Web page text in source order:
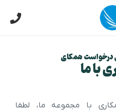
همکای
ما
با مجموعه ما، لطفا